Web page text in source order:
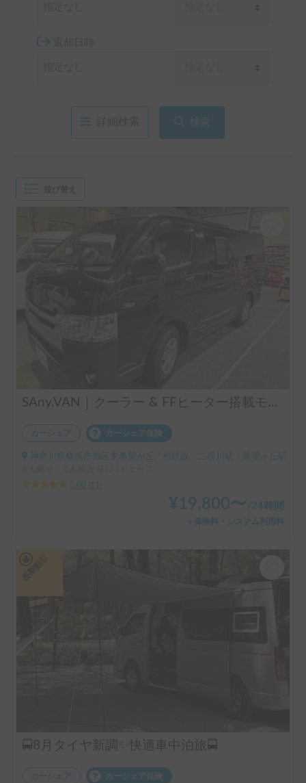
検索
SAny.VAN｜クーラー & FFヒーター搭載モデル
カーシェア カーシェア保険
神奈川県横浜市旭区東希望が丘, ' 相鉄線 二俣川駅・希望ヶ丘駅
5.00
¥ 19,800〜 /24時間
＋保険料・システム利用料
🚍8月タイヤ新調✨快適車中泊旅🚍
カーシェア カーシェア保険